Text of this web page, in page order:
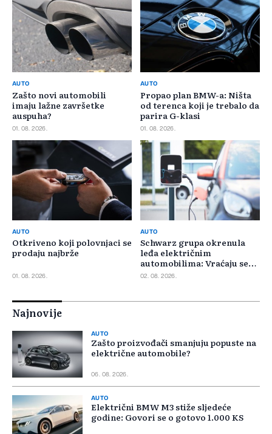
AUTO
Zašto novi automobili
imaju lažne završetke
auspuha?
01. 08. 2026.
AUTO
Propao plan BMW-a: Ništa
od terenca koji je trebalo da
parira G-klasi
01. 08. 2026.
AUTO
Otkriveno koji polovnjaci se
prodaju najbrže
01. 08. 2026.
AUTO
Schwarz grupa okrenula
leđa električnim
automobilima: Vraćaju se
benzincima i dizelašima
02. 08. 2026.
Najnovije
AUTO
Zašto proizvođači smanjuju popuste na
električne automobile?
06. 08. 2026.
AUTO
Električni BMW M3 stiže sljedeće
godine: Govori se o gotovo 1.000 KS